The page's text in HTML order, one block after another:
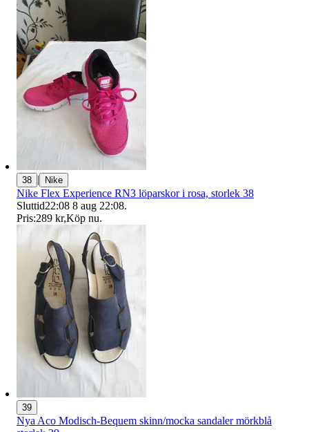
38 | Nike
Nike Flex Experience RN3 löparskor i rosa, storlek 38
Sluttid22:08 8 aug 22:08.
Pris:289 kr,Köp nu.
39
Nya Aco Modisch-Bequem skinn/mocka sandaler mörkblå